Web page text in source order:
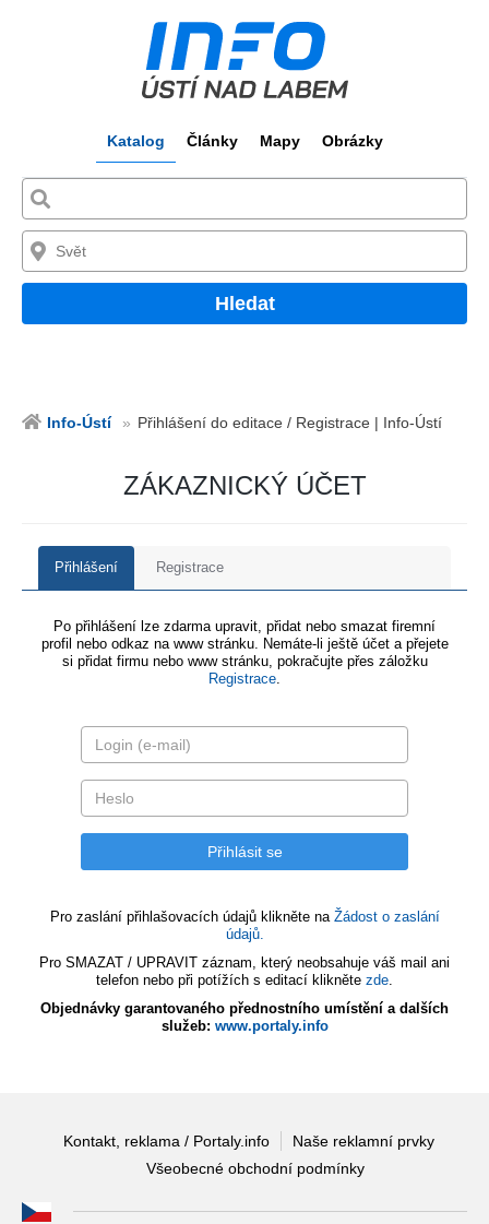
Katalog Články Mapy Obrázky
Hledat
Info-Ústí Přihlášení do editace / Registrace | Info-Ústí
ZÁKAZNICKÝ ÚČET
Přihlášení Registrace
Po přihlášení lze zdarma upravit, přidat nebo smazat firemní
profil nebo odkaz na www stránku. Nemáte-li ještě účet a přejete
si přidat firmu nebo www stránku, pokračujte přes záložku
Registrace.
Pro zaslání přihlašovacích údajů klikněte na Žádost o zaslání
údajů.
Pro SMAZAT / UPRAVIT záznam, který neobsahuje váš mail ani
telefon nebo při potížích s editací klikněte zde.
Objednávky garantovaného přednostního umístění a dalších
služeb: www.portaly.info
Kontakt, reklama / Portaly.info
Naše reklamní prvky
Všeobecné obchodní podmínky